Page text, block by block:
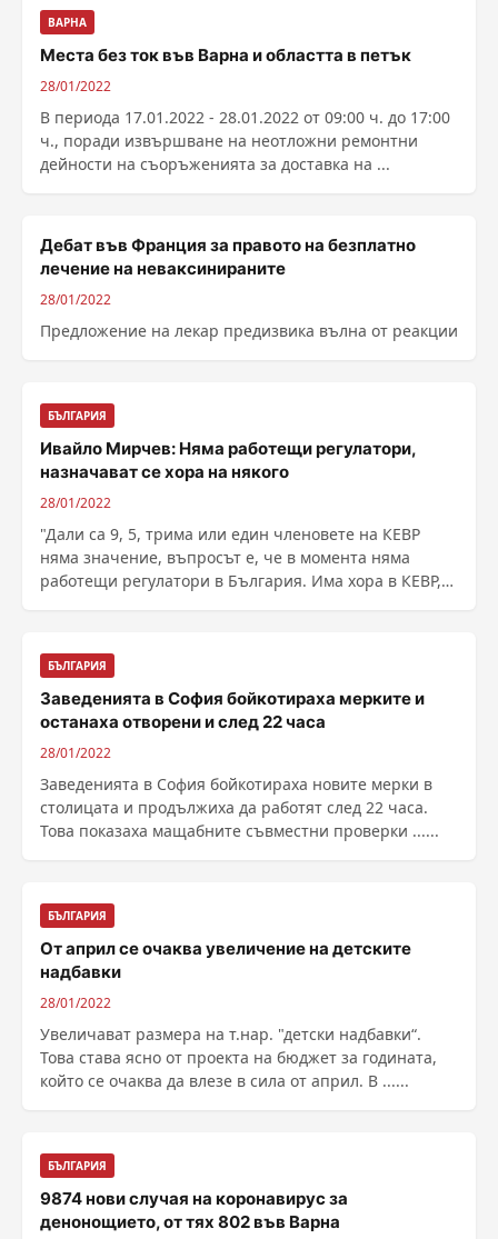
ВАРНА
Места без ток във Варна и областта в петък
28/01/2022
В периода 17.01.2022 - 28.01.2022 от 09:00 ч. до 17:00
ч., поради извършване на неотложни ремонтни
дейности на съоръженията за доставка на ...
Дебат във Франция за правото на безплатно
лечение на неваксинираните
28/01/2022
Предложение на лекар предизвика вълна от реакции
БЪЛГАРИЯ
Ивайло Мирчев: Няма работещи регулатори,
назначават се хора на някого
28/01/2022
"Дали са 9, 5, трима или един членовете на КЕВР
няма значение, въпросът е, че в момента няма
работещи регулатори в България. Има хора в КЕВР,
БЪЛГАРИЯ
Заведенията в София бойкотираха мерките и
останаха отворени и след 22 часа
28/01/2022
Заведенията в София бойкотираха новите мерки в
столицата и продължиха да работят след 22 часа.
Това показаха мащабните съвместни проверки ......
БЪЛГАРИЯ
От април се очаква увеличение на детските
надбавки
28/01/2022
Увеличават размера на т.нар. "детски надбавки“.
Това става ясно от проекта на бюджет за годината,
който се очаква да влезе в сила от април. В ......
БЪЛГАРИЯ
9874 нови случая на коронавирус за
денонощието, от тях 802 във Варна